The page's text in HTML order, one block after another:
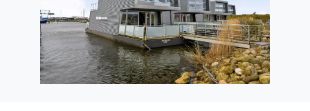
schöner Überblick über den Hafen und auf die
wunderschönen Sonnenuntergänge über dem Fjord
bietet.